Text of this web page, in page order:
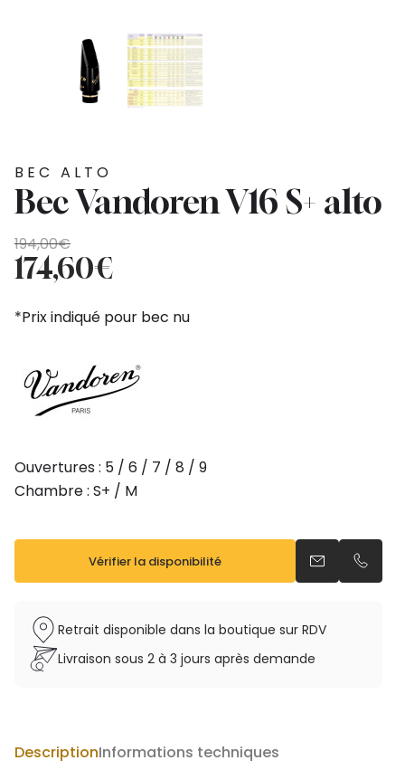
BEC ALTO
Bec Vandoren V16 S+ alto
194,00€
Le
prix
initial
était :
194,00€.
174,60€
Le
prix
actuel
est :
174,60€.
*Prix indiqué pour bec nu
Ouvertures : 5 / 6 / 7 / 8 / 9
Chambre : S+ / M
Vérifier la disponibilité Envoyer un
Retrait disponible dans la boutique sur RDV
Livraison sous 2 à 3 jours après demande
DescriptionInformations techniques